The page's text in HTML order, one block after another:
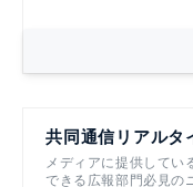
共同通信リアルタ
メディアに提供してい
できる広報部門必見の